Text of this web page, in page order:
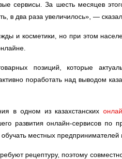
сервисы. За шесть месяцев
в два раза увеличилось», —
и косметики, но при этом
позиций, которые
поработать над выводом
в одном из казахстанских
развития онлайн-сервисов по
местных предпринимателей
рецептуру, поэтому